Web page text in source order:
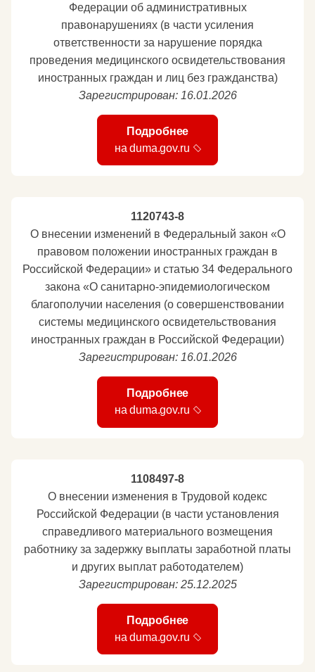
Федерации об административных
правонарушениях (в части усиления
ответственности за нарушение порядка
проведения медицинского освидетельствования
иностранных граждан и лиц без гражданства)
Зарегистрирован: 16.01.2026
Подробнее
на duma.gov.ru
1120743-8
О внесении изменений в Федеральный закон «О
правовом положении иностранных граждан в
Российской Федерации» и статью 34 Федерального
закона «О санитарно-эпидемиологическом
благополучии населения (о совершенствовании
системы медицинского освидетельствования
иностранных граждан в Российской Федерации)
Зарегистрирован: 16.01.2026
Подробнее
на duma.gov.ru
1108497-8
О внесении изменения в Трудовой кодекс
Российской Федерации (в части установления
справедливого материального возмещения
работнику за задержку выплаты заработной платы
и других выплат работодателем)
Зарегистрирован: 25.12.2025
Подробнее
на duma.gov.ru